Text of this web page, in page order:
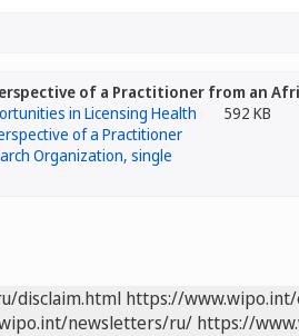
of a Practitioner from an
592 KB
disclaim.html https://
newsletters/ru/ https://